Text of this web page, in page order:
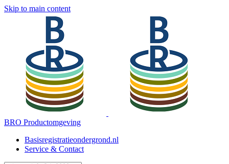
Skip to main content
BRO Productomgeving
Basisregistratieondergrond.nl
Service & Contact